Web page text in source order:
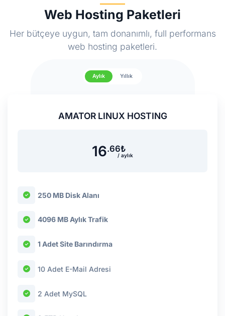
Web Hosting Paketleri
Her bütçeye uygun, tam donanımlı, full performans
web hosting paketleri.
Aylık Yıllık
AMATOR LINUX HOSTING
16.66₺
/ aylık
250 MB Disk Alanı
4096 MB Aylık Trafik
1 Adet Site Barındırma
10 Adet E-Mail Adresi
2 Adet MySQL